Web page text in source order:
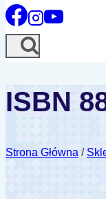
ISBN
Strona Główna /